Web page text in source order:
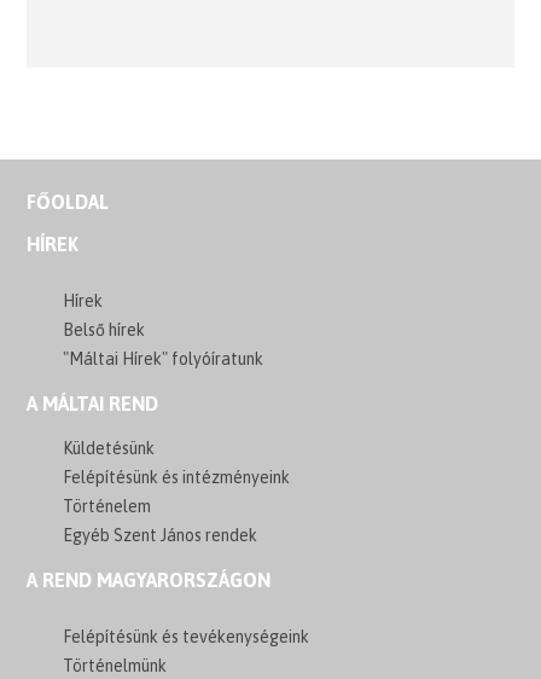
FŐOLDAL
HÍREK
Hírek
Belső hírek
"Máltai Hírek" folyóíratunk
A MÁLTAI REND
Küldetésünk
Felépítésünk és intézményeink
Történelem
Egyéb Szent János rendek
A REND MAGYARORSZÁGON
Felépítésünk és tevékenységeink
Történelmünk